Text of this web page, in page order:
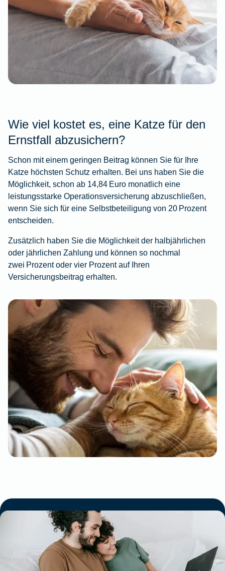
Wie viel kostet es, eine Katze für den
Ernstfall abzusichern?
Schon mit einem geringen Beitrag können Sie für Ihre
Katze höchsten Schutz erhalten. Bei uns haben Sie die
Möglichkeit, schon ab 14,84 Euro monatlich eine
leistungsstarke Operationsversicherung abzuschließen,
wenn Sie sich für eine Selbstbeteiligung von 20 Prozent
entscheiden.
Zusätzlich haben Sie die Möglichkeit der halbjährlichen
oder jährlichen Zahlung und können so nochmal
zwei Prozent oder vier Prozent auf Ihren
Versicherungsbeitrag erhalten.